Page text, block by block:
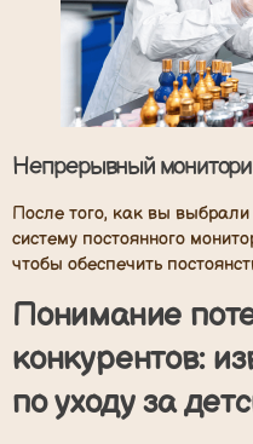
Непрерывный
После того, как вы
систему постоянного
чтобы обеспечить
Понимание
конкурентов:
по уходу за